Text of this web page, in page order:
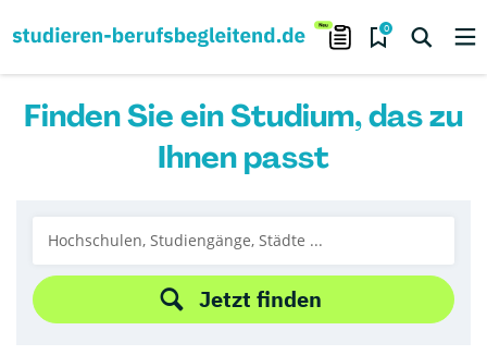
0
Finden Sie ein Studium, das zu
Ihnen passt
Jetzt finden